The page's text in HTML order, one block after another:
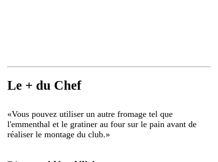
Le + du Chef
«Vous pouvez utiliser un autre fromage tel que
l'emmenthal et le gratiner au four sur le pain avant de
réaliser le montage du club.»